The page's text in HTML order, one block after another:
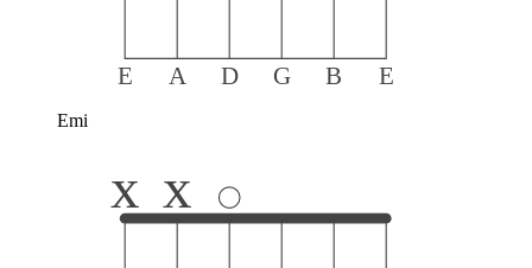
E A D G B E
Emi
x x